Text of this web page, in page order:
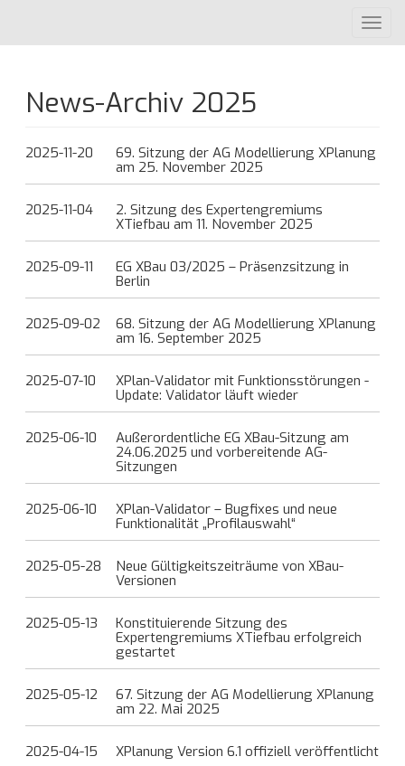
Inhalt
News-Archiv 2025
2025-11-20
69. Sitzung der AG Modellierung XPlanung
am 25. November 2025
2025-11-04
2. Sitzung des Expertengremiums
XTiefbau am 11. November 2025
2025-09-11
EG XBau 03/2025 – Präsenzsitzung in
Berlin
2025-09-02
68. Sitzung der AG Modellierung XPlanung
am 16. September 2025
2025-07-10
XPlan-Validator mit Funktionsstörungen -
Update: Validator läuft wieder
2025-06-10
Außerordentliche EG XBau-Sitzung am
24.06.2025 und vorbereitende AG-
Sitzungen
2025-06-10
XPlan-Validator – Bugfixes und neue
Funktionalität „Profilauswahl“
2025-05-28
Neue Gültigkeitszeiträume von XBau-
Versionen
2025-05-13
Konstituierende Sitzung des
Expertengremiums XTiefbau erfolgreich
gestartet
2025-05-12
67. Sitzung der AG Modellierung XPlanung
am 22. Mai 2025
2025-04-15 XPlanung Version 6.1 offiziell veröffentlicht